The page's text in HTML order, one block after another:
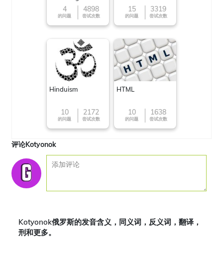
4
的问题
4898
尝试次数
15
的问题
3319
尝试次数
Hinduism
10
的问题
2172
尝试次数
HTML
10
的问题
1638
尝试次数
评论Kotyonok
Kotyonok俄罗斯的发音含义，同义词，反义词，翻译，
刑和更多。